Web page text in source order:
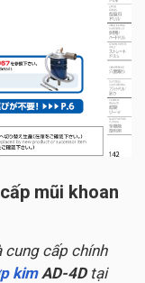
mũi khoan
cấp chính
kimAD-4D tại